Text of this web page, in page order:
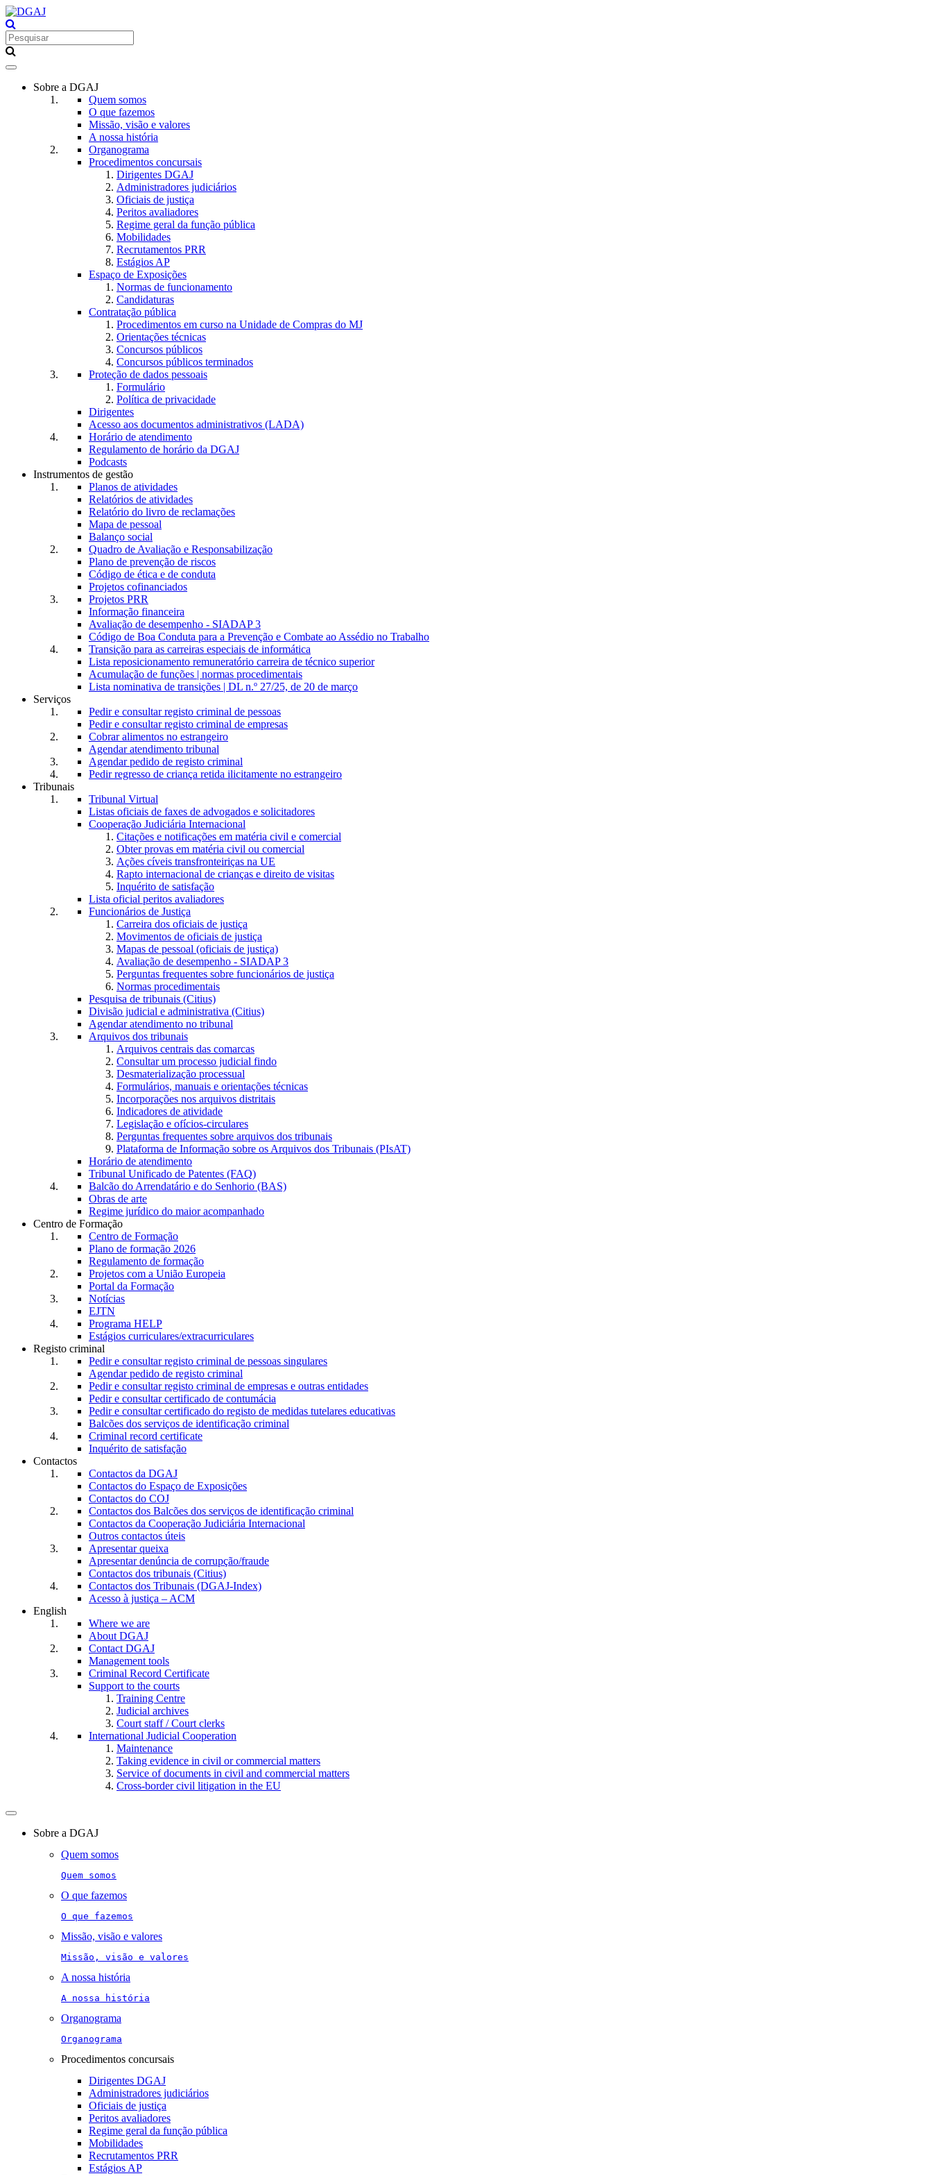
Toggle
navigationSobre a DGAJ
Quem somos
O que fazemos
Missão, visão e valores
A nossa história
Organograma
Procedimentos concursais
Dirigentes DGAJ
Administradores judiciários
Oficiais de justiça
Peritos avaliadores
Regime geral da função pública
Mobilidades
Recrutamentos PRR
Estágios AP
Espaço de Exposições
Normas de funcionamento
Candidaturas
Contratação pública
Procedimentos em curso na Unidade de Compras do MJ
Orientações técnicas
Concursos públicos
Concursos públicos terminados
Proteção de dados pessoais
Formulário
Política de privacidade
Dirigentes
Acesso aos documentos administrativos (LADA)
Horário de atendimento
Regulamento de horário da DGAJ
Podcasts
Instrumentos de gestão
Planos de atividades
Relatórios de atividades
Relatório do livro de reclamações
Mapa de pessoal
Balanço social
Quadro de Avaliação e Responsabilização
Plano de prevenção de riscos
Código de ética e de conduta
Projetos cofinanciados
Projetos PRR
Informação financeira
Avaliação de desempenho - SIADAP 3
Código de Boa Conduta para a Prevenção e Combate ao Assédio no Trabalho
Transição para as carreiras especiais de informática
Lista reposicionamento remuneratório carreira de técnico superior
Acumulação de funções | normas procedimentais
Lista nominativa de transições | DL n.º 27/25, de 20 de março
Serviços
Pedir e consultar registo criminal de pessoas
Pedir e consultar registo criminal de empresas
Cobrar alimentos no estrangeiro
Agendar atendimento tribunal
Agendar pedido de registo criminal
Pedir regresso de criança retida ilicitamente no estrangeiro
Tribunais
Tribunal Virtual
Listas oficiais de faxes de advogados e solicitadores
Cooperação Judiciária Internacional
Citações e notificações em matéria civil e comercial
Obter provas em matéria civil ou comercial
Ações cíveis transfronteiriças na UE
Rapto internacional de crianças e direito de visitas
Inquérito de satisfação
Lista oficial peritos avaliadores
Funcionários de Justiça
Carreira dos oficiais de justiça
Movimentos de oficiais de justiça
Mapas de pessoal (oficiais de justiça)
Avaliação de desempenho - SIADAP 3
Perguntas frequentes sobre funcionários de justiça
Normas procedimentais
Pesquisa de tribunais (Citius)
Divisão judicial e administrativa (Citius)
Agendar atendimento no tribunal
Arquivos dos tribunais
Arquivos centrais das comarcas
Consultar um processo judicial findo
Desmaterialização processual
Formulários, manuais e orientações técnicas
Incorporações nos arquivos distritais
Indicadores de atividade
Legislação e ofícios-circulares
Perguntas frequentes sobre arquivos dos tribunais
Plataforma de Informação sobre os Arquivos dos Tribunais (PIsAT)
Horário de atendimento
Tribunal Unificado de Patentes (FAQ)
Balcão do Arrendatário e do Senhorio (BAS)
Obras de arte
Regime jurídico do maior acompanhado
Centro de Formação
Centro de Formação
Plano de formação 2026
Regulamento de formação
Projetos com a União Europeia
Portal da Formação
Notícias
EJTN
Programa HELP
Estágios curriculares/extracurriculares
Registo criminal
Pedir e consultar registo criminal de pessoas singulares
Agendar pedido de registo criminal
Pedir e consultar registo criminal de empresas e outras entidades
Pedir e consultar certificado de contumácia
Pedir e consultar certificado do registo de medidas tutelares educativas
Balcões dos serviços de identificação criminal
Criminal record certificate
Inquérito de satisfação
Contactos
Contactos da DGAJ
Contactos do Espaço de Exposições
Contactos do COJ
Contactos dos Balcões dos serviços de identificação criminal
Contactos da Cooperação Judiciária Internacional
Outros contactos úteis
Apresentar queixa
Apresentar denúncia de corrupção/fraude
Contactos dos tribunais (Citius)
Contactos dos Tribunais (DGAJ-Index)
Acesso à justiça – ACM
English
Where we are
About DGAJ
Contact DGAJ
Management tools
Criminal Record Certificate
Support to the courts
Training Centre
Judicial archives
Court staff / Court clerks
International Judicial Cooperation
Maintenance
Taking evidence in civil or commercial matters
Service of documents in civil and commercial matters​​
Cross-border civil litigation in the EU
Toggle
navigationSobre a DGAJ
Quem somos
Quem somos
O que fazemos
O que fazemos
Missão, visão e valores
Missão, visão e valores
A nossa história
A nossa história
Organograma
Organograma
Procedimentos concursais
Dirigentes DGAJ
Administradores judiciários
Oficiais de justiça
Peritos avaliadores
Regime geral da função pública
Mobilidades
Recrutamentos PRR
Estágios AP